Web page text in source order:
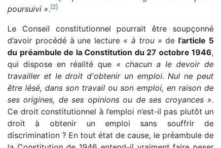
poursuivi ».[2]
Le Conseil constitutionnel pourrait être soupçonné
d’avoir procédé à une lecture « à trou » de l’article 5
du préambule de la Constitution du 27 octobre 1946,
qui dispose en réalité que « chacun a le devoir de
travailler et le droit d'obtenir un emploi. Nul ne peut
être lésé, dans son travail ou son emploi, en raison de
ses origines, de ses opinions ou de ses croyances ».
Ce droit constitutionnel à l’emploi n’est-il pas plutôt un
droit à obtenir un emploi sans souffrir de
discrimination ? En tout état de cause, le préambule de